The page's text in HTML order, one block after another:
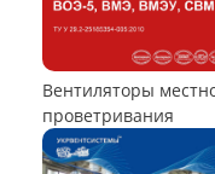
Вентилятор ВО06-
Вентилятор ВО-